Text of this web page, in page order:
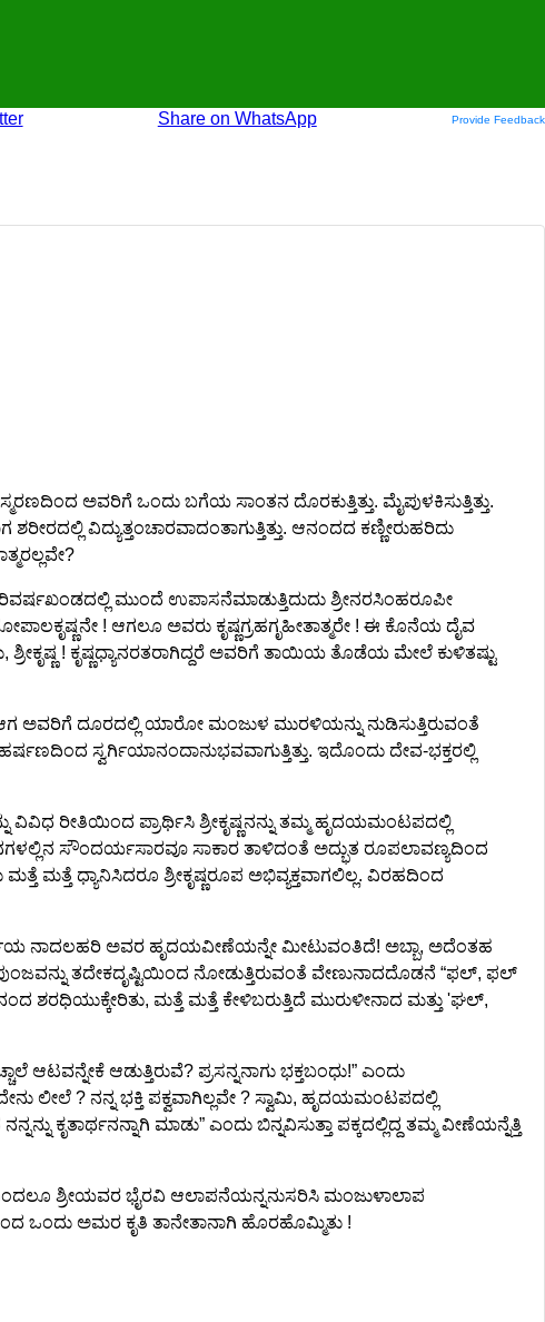
Share on WhatsApp Provide Feedback
ಅವರಿಗೆ ಒಂದು ಬಗೆಯ ಸಾಂತನ ದೊರಕುತ್ತಿತ್ತು. ಮೈಪುಳಕಿಸುತ್ತಿತ್ತು.
ವಿದ್ಯುತ್ತಂಚಾರವಾದಂತಾಗುತ್ತಿತ್ತು. ಆನಂದದ ಕಣ್ಣೀರುಹರಿದು
ಮುಂದೆ ಉಪಾಸನೆಮಾಡುತ್ತಿದುದು ಶ್ರೀನರಸಿಂಹರೂಪೀ
! ಆಗಲೂ ಅವರು ಕೃಷ್ಣಗ್ರಹಗೃಹೀತಾತ್ಮರೇ ! ಈ ಕೊನೆಯ ದೈವ
! ಕೃಷ್ಣಧ್ಯಾನರತರಾಗಿದ್ದರೆ ಅವರಿಗೆ ತಾಯಿಯ ತೊಡೆಯ ಮೇಲೆ ಕುಳಿತಷ್ಟು
ಆಗ ಅವರಿಗೆ ದೂರದಲ್ಲಿ ಯಾರೋ ಮಂಜುಳ ಮುರಳಿಯನ್ನು ನುಡಿಸುತ್ತಿರುವಂತೆ
ಸ್ವರ್ಗಿಯಾನಂದಾನುಭವವಾಗುತ್ತಿತ್ತು. ಇದೊಂದು ದೇವ-ಭಕ್ತರಲ್ಲಿ
ರೀತಿಯಿಂದ ಪ್ರಾರ್ಥಿಸಿ ಶ್ರೀಕೃಷ್ಣನನ್ನು ತಮ್ಮ ಹೃದಯಮಂಟಪದಲ್ಲಿ
ಸೌಂದರ್ಯಸಾರವೂ ಸಾಕಾರ ತಾಳಿದಂತೆ ಅದ್ಭುತ ರೂಪಲಾವಣ್ಯದಿಂದ
ಮತ್ತೆ ಧ್ಯಾನಿಸಿದರೂ ಶ್ರೀಕೃಷ್ಣರೂಪ ಅಭಿವ್ಯಕ್ತವಾಗಲಿಲ್ಲ. ವಿರಹದಿಂದ
ನಾದಲಹರಿ ಅವರ ಹೃದಯವೀಣೆಯನ್ನೇ ಮೀಟುವಂತಿದೆ! ಅಬ್ಬಾ, ಅದೆಂತಹ
ತದೇಕದೃಷ್ಟಿಯಿಂದ ನೋಡುತ್ತಿರುವಂತೆ ವೇಣುನಾದದೊಡನೆ “ಫಲ್, ಫಲ್
ಮತ್ತೆ ಮತ್ತೆ ಕೇಳಿಬರುತ್ತಿದೆ ಮುರುಳೀನಾದ ಮತ್ತು 'ಘಲ್,
ಆಟವನ್ನೇಕೆ ಆಡುತ್ತಿರುವೆ? ಪ್ರಸನ್ನನಾಗು ಭಕ್ತಬಂಧು!” ಎಂದು
ಲೀಲೆ ? ನನ್ನ ಭಕ್ತಿ ಪಕ್ವವಾಗಿಲ್ಲವೇ ? ಸ್ವಾಮಿ, ಹೃದಯಮಂಟಪದಲ್ಲಿ
ಮಾಡು” ಎಂದು ಬಿನ್ನವಿಸುತ್ತಾ ಪಕ್ಕದಲ್ಲಿದ್ದ ತಮ್ಮ ವೀಣೆಯನ್ನೆತ್ತಿ
ಶ್ರೀಯವರ ಭೈರವಿ ಆಲಾಪನೆಯನ್ನನುಸರಿಸಿ ಮಂಜುಳಾಲಾಪ
ಒಂದು ಅಮರ ಕೃತಿ ತಾನೇತಾನಾಗಿ ಹೊರಹೊಮ್ಮಿತು !